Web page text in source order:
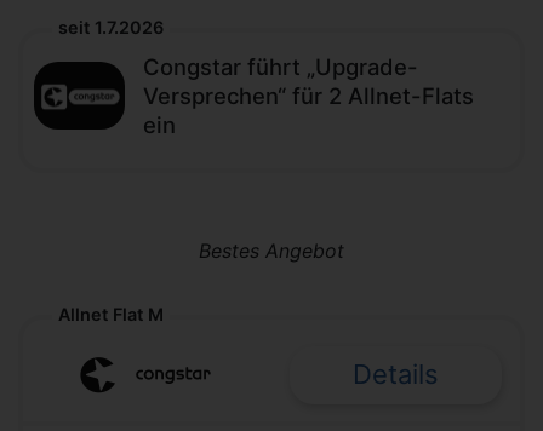
seit 1.7.2026
Congstar führt „Upgrade-
Versprechen“ für 2 Allnet-Flats
ein
Bestes Angebot
Allnet Flat M
Details